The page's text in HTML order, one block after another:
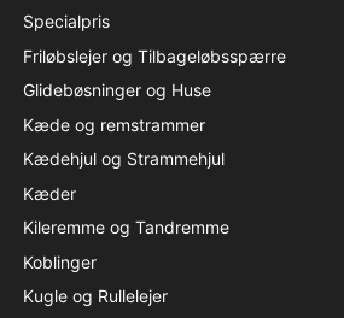
Specialpris
Friløbslejer og Tilbageløbsspærre
Glidebøsninger og Huse
Kæde og remstrammer
Kædehjul og Strammehjul
Kæder
Kileremme og Tandremme
Koblinger
Kugle og Rullelejer